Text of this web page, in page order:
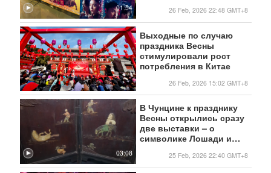
01:54 26 Feb, 2026 22:48 GMT+8
Выходные по случаю
праздника Весны
стимулировали рост
потребления в Китае
26 Feb, 2026 15:02 GMT+8
03:08
В Чунцине к празднику
Весны открылись сразу
две выставки – о
символике Лошади и
северных степей
25 Feb, 2026 22:40 GMT+8